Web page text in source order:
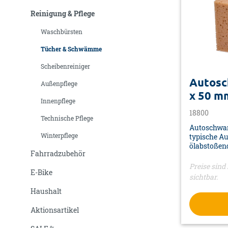
Reinigung & Pflege
Waschbürsten
Tücher & Schwämme
Scheibenreiniger
Außenpflege
Innenpflege
Technische Pflege
Winterpflege
Fahrradzubehör
E-Bike
Haushalt
Aktionsartikel
x 50
18800
typische
Preise
sichtbar.